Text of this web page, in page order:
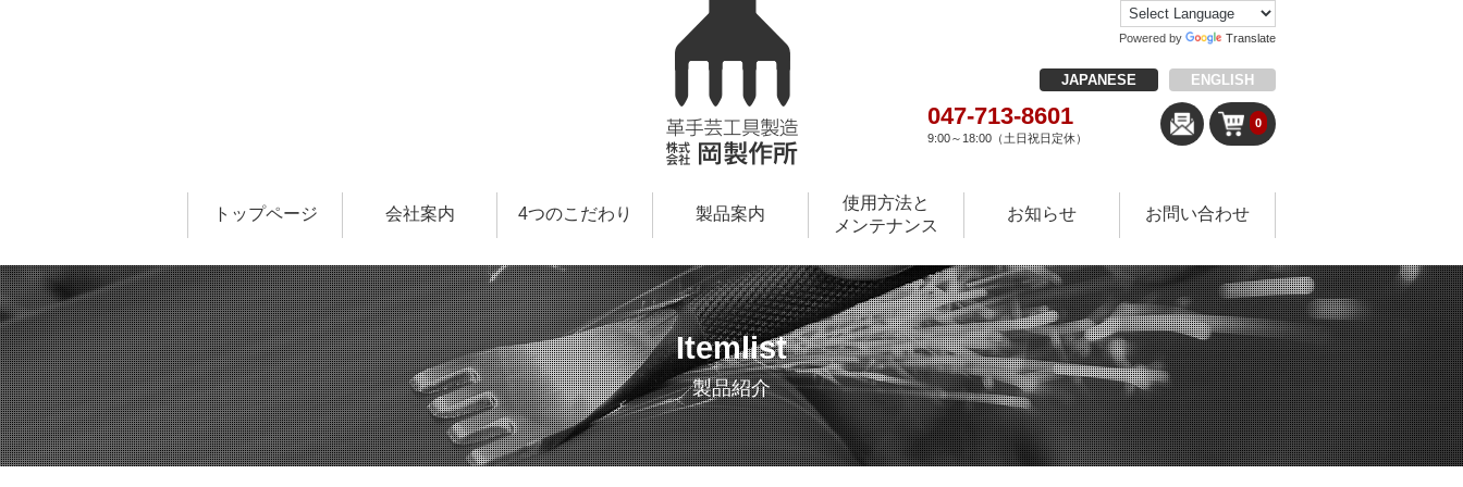
Powered by Translate
JAPANESE ENGLISH
047-713-8601
9:00～18:00（土日祝日定休）
0
トップページ 会社案内 4つのこだわり 製品案内
使用方法と
メンテナンス
お知らせ お問い合わせ
Itemlist
製品紹介